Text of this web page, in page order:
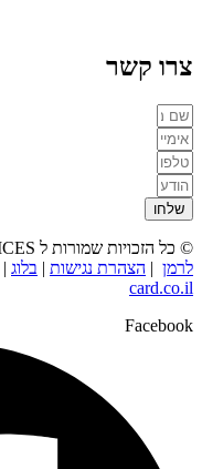
צרו קשר
שלחו
© כל הזכויות שמורות ל ONETECH SERVICES |
לרמן | הצהרת נגישות | בלוג |
card.co.il
Facebook